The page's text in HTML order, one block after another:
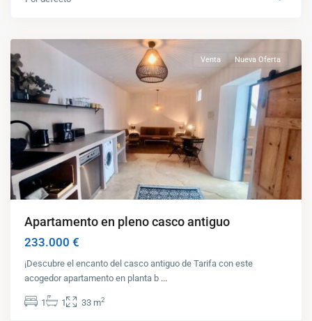
Venta Nueva Oferta
Apartamento en pleno casco antiguo
233.000 €
¡Descubre el encanto del casco antiguo de Tarifa con este
acogedor apartamento en planta b ...
1 1 33 m2